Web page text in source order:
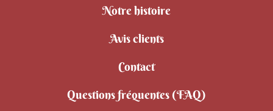
Notre histoire
Avis clients
Contact
Questions fréquentes (FAQ)